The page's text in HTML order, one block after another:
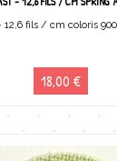
12,6 fils / cm coloris
18,00 €